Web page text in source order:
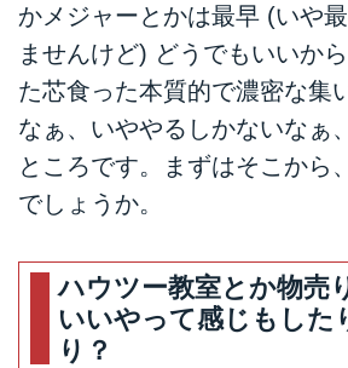
かメジャーとかは最早 (いや
ませんけど) どうでもいいか
た芯食った本質的で濃密な集
なぁ、いややるしかないなぁ
ところです。まずはそこから
でしょうか。
ハウツー教室とか物売
いいやって感じもした
り？